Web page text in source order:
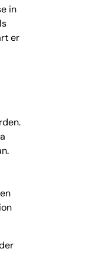
in
er